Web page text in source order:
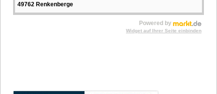
49762 Renkenberge
Powered by
Widget auf Ihrer Seite einbinden